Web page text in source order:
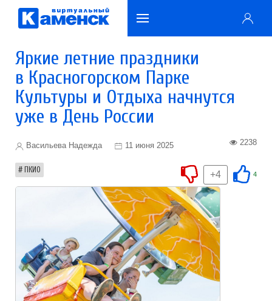
Яркие летние праздники
в Красногорском Парке
Культуры и Отдыха начнутся
уже в День России
Васильева Надежда 11 июня 2025 2238
ПКИО 4
+4